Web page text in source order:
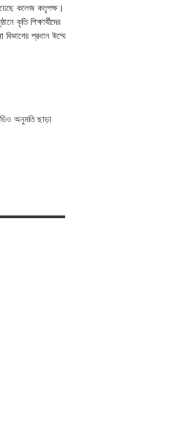
কলেজ কতৃপক্ষ।
কৃতি শিক্ষার্থীদের
প্রধান উম্মে
অনুমতি ছাড়া